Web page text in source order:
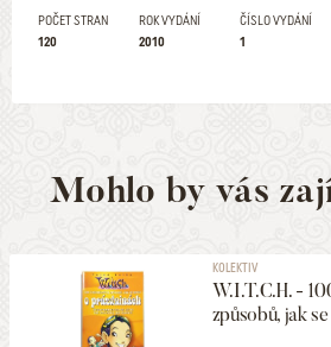
POČET STRAN
120
ROK VYDÁNÍ
2010
ČÍSLO VYDÁNÍ
1
Mohlo by vás
KOLEKTIV
W.I.T.C.H. -
způsobů, jak